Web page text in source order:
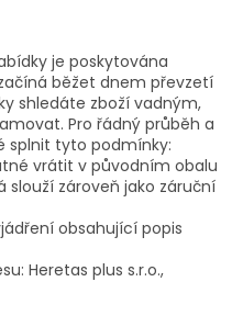
je poskytována
běžet dnem převzetí
shledáte zboží vadným,
Pro řádný průběh a
splnit tyto podmínky:
vrátit v původním obalu
slouží zároveň jako záruční
obsahující popis
Heretas plus s.r.o.,